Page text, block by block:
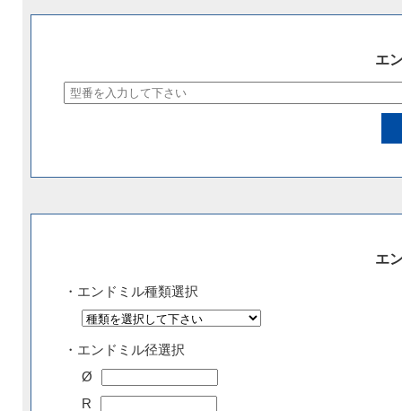
エ
エ
・エンドミル種類選択
・エンドミル径選択
Ø
R